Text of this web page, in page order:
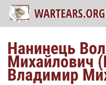
Нанинець
Михайлович
Владимир